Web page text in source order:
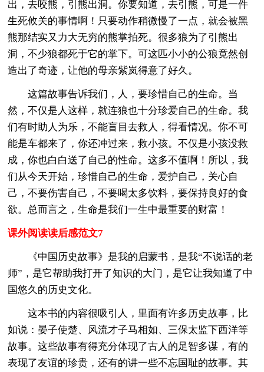
出，去咬熊，引熊出洞。你要知道，去引熊，可是一件
生死攸关的事情啊！只要动作稍微慢了一点，就会被黑
熊那结实又力大无穷的熊掌拍死。很多狼为了引熊出
洞，不少狼都死于它的掌下。可这匹小小的公狼竟然创
造出了奇迹，让他的母亲紫岚得意了好久。
这篇故事告诉我们，人，要珍惜自己的生命。当
然，不仅是人这样，就连狼也十分珍爱自己的生命。我
们有时助人为乐，不能盲目去救人，得看情况。你不可
能是车都来了，你还冲过来，救小孩。不仅是小孩没救
成，你也白白送了自己的性命。这多不值啊！所以，我
们从今天开始，珍惜自己的生命，爱护自己，关心自
己，不要伤害自己，不要喝太多饮料，要保持良好的食
欲。总而言之，生命是我们一生中最重要的财富！
课外阅读读后感范文7
《中国历史故事》是我的启蒙书，是我“不说话的老
师”，是它帮助我打开了知识的大门，是它让我知道了中
国悠久的历史文化。
这本书的内容很吸引人，里面有许多历史故事，比
如说：晏子使楚、风流才子马相如、三保太监下西洋等
故事。这些故事有得充分体现了古人的足智多谋，有的
表现了友谊的珍贵，还有的讲一些不忘国耻的故事。其